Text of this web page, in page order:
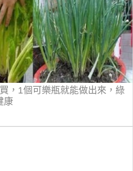
，1個可樂瓶就能做出來，綠
康